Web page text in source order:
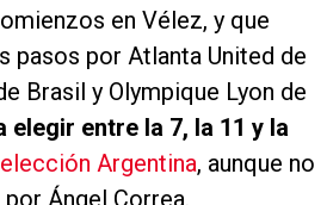
en Vélez, y que
pasos por Atlanta United de
Brasil y Olympique Lyon de
elegir entre la 7, la 11 y la
Argentina, aunque no
Ángel Correa.